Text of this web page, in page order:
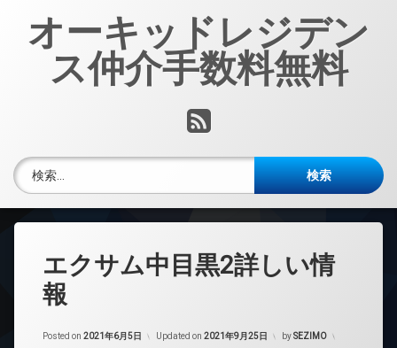
オーキッドレジデン
ス仲介手数料無料
RSS
検索:
エクサム中目黒2詳しい情
報
Posted on 2021年6月5日 Updated on 2021年9月25日 bySEZIMO